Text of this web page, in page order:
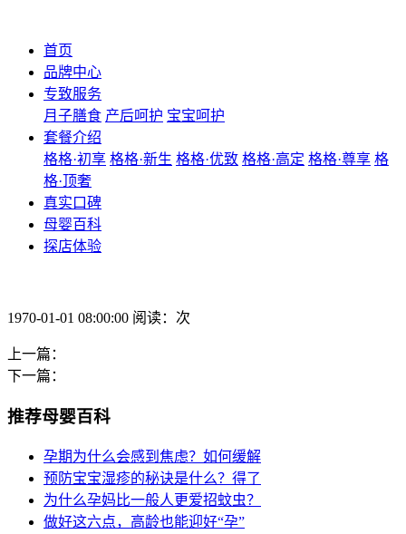
首页
品牌中心
专致服务
月子膳食 产后呵护 宝宝呵护
套餐介绍
格格·初享 格格·新生 格格·优致 格格·高定 格格·尊享 格
格·顶奢
真实口碑
母婴百科
探店体验
1970-01-01 08:00:00 阅读：次
上一篇：
下一篇：
推荐母婴百科
孕期为什么会感到焦虑？如何缓解
预防宝宝湿疹的秘诀是什么？得了
为什么孕妈比一般人更爱招蚊虫？
做好这六点，高龄也能迎好“孕”